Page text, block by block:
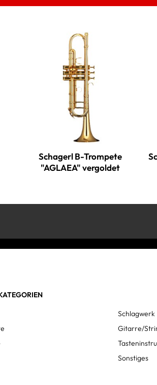
Schagerl B-Trompete
"AGLAEA" vergoldet
Schlagwerk
Gitarre/
Sonstiges